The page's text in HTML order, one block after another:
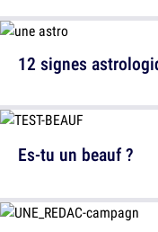
12 signes
Es-tu un beauf ?